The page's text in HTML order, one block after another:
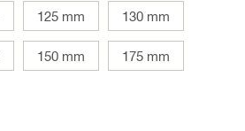
125 mm 130 mm
150 mm 175 mm